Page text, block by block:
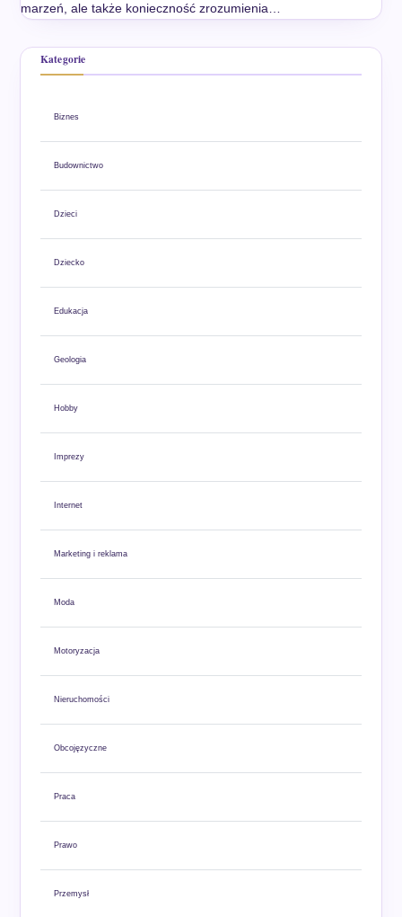
marzeń, ale także konieczność zrozumienia…
Kategorie
Biznes
Budownictwo
Dzieci
Dziecko
Edukacja
Geologia
Hobby
Imprezy
Internet
Marketing i reklama
Moda
Motoryzacja
Nieruchomości
Obcojęzyczne
Praca
Prawo
Przemysł